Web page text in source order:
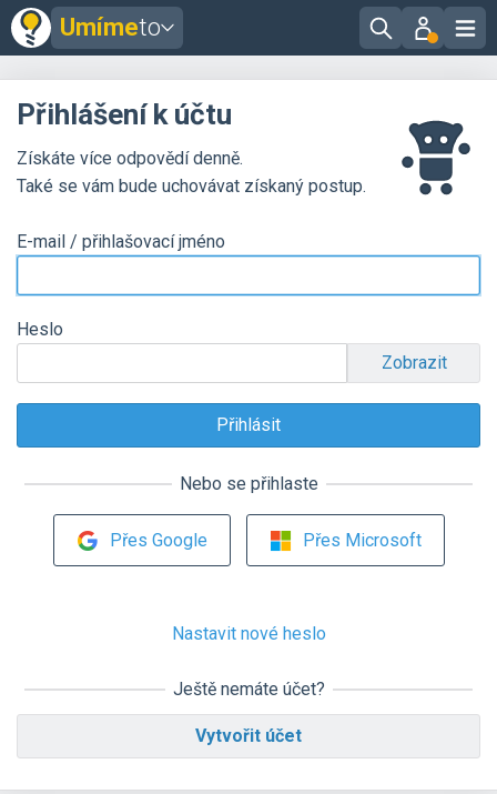
Umímeto
Přihlášení k účtu
Získáte více odpovědí denně.
Také se vám bude uchovávat získaný postup.
E-mail / přihlašovací jméno
Heslo
Zobrazit
Nebo se přihlaste
Přes Google Přes Microsoft
Nastavit nové heslo
Ještě nemáte účet?
Vytvořit účet